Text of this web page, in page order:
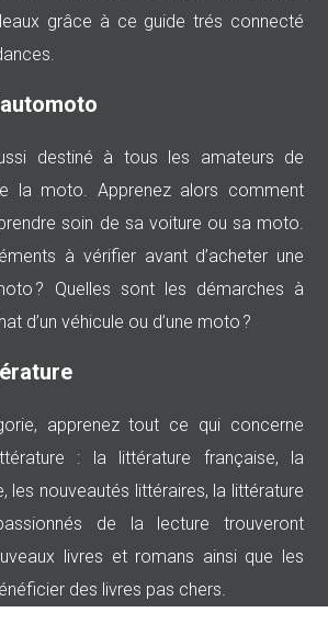
grâce à ce guide trés connecté
destiné à tous les amateurs de
la moto. Apprenez alors comment
soin de sa voiture ou sa moto.
à vérifier avant d’acheter une
? Quelles sont les démarches à
d’un véhicule ou d’une moto ?
apprenez tout ce qui concerne
: la littérature française, la
les nouveautés littéraires, la littérature
de la lecture trouveront
livres et romans ainsi que les
des livres pas chers.